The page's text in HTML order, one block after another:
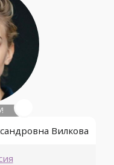
Вилкова